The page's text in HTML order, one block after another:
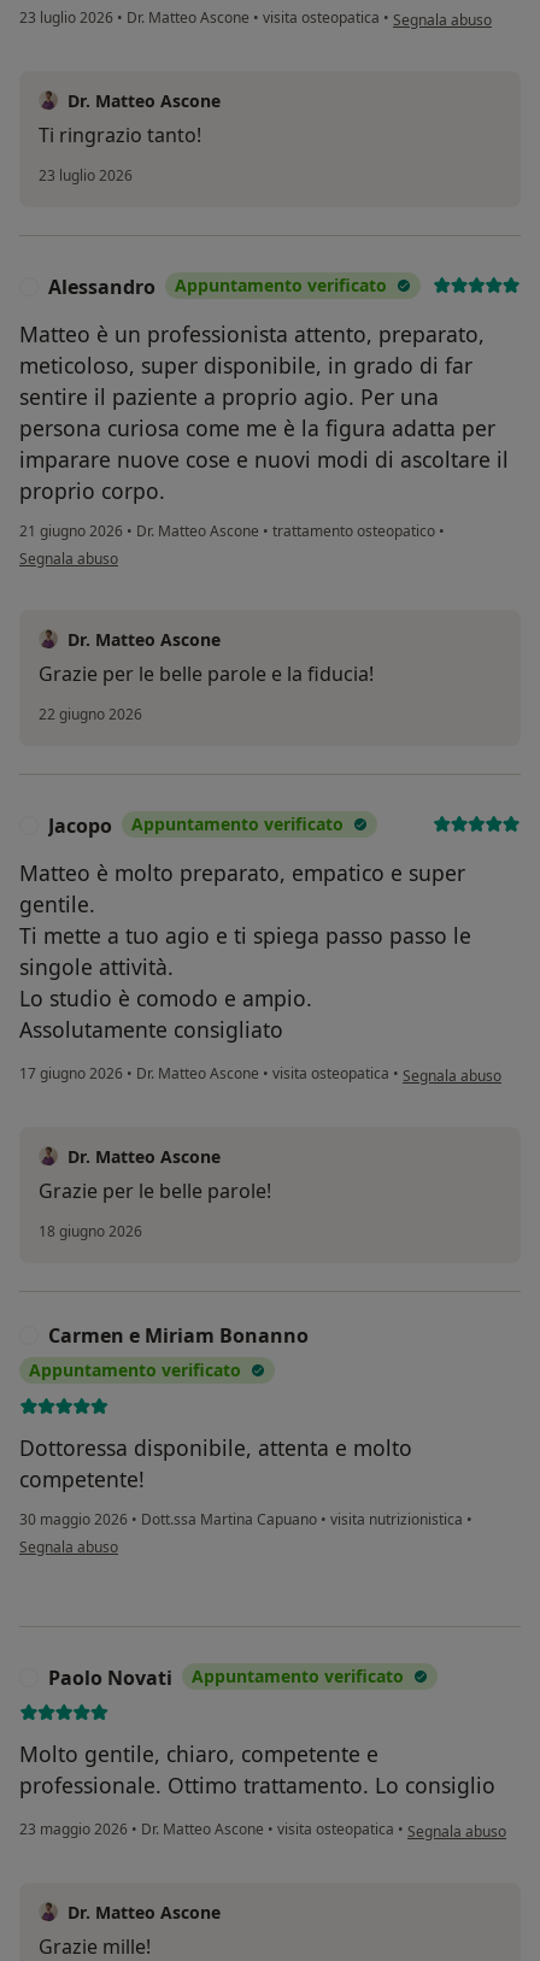
23 luglio 2026 • Dr. Matteo Ascone • visita osteopatica • secondo l'opinione
Segnala abuso
Dr. Matteo Ascone
Ti ringrazio tanto!
23 luglio 2026
Alessandro Appuntamento verificato
Matteo è un professionista attento, preparato,
meticoloso, super disponibile, in grado di far
sentire il paziente a proprio agio. Per una
persona curiosa come me è la figura adatta per
imparare nuove cose e nuovi modi di ascoltare il
proprio corpo.
21 giugno 2026 • Dr. Matteo Ascone • trattamento osteopatico •
secondo l'opinione dell'utente Alessandro
Segnala abuso
Dr. Matteo Ascone
Grazie per le belle parole e la fiducia!
22 giugno 2026
Jacopo Appuntamento verificato
Matteo è molto preparato, empatico e super
gentile.
Ti mette a tuo agio e ti spiega passo passo le
singole attività.
Lo studio è comodo e ampio.
Assolutamente consigliato
17 giugno 2026 • Dr. Matteo Ascone • visita osteopatica • secondo l'opinione
Segnala abuso
Dr. Matteo Ascone
Grazie per le belle parole!
18 giugno 2026
Carmen e Miriam Bonanno
Appuntamento verificato
Dottoressa disponibile, attenta e molto
competente!
30 maggio 2026 • Dott.ssa Martina Capuano • visita nutrizionistica •
secondo l'opinione dell'utente Carmen e Miriam Bonanno
Segnala abuso
Paolo Novati Appuntamento verificato
Molto gentile, chiaro, competente e
professionale. Ottimo trattamento. Lo consiglio
23 maggio 2026 • Dr. Matteo Ascone • visita osteopatica • secondo l'opinione
Segnala abuso
Dr. Matteo Ascone
Grazie mille!